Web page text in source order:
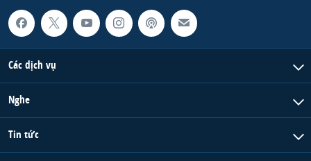
Các dịch vụ
Nghe
Tin tức